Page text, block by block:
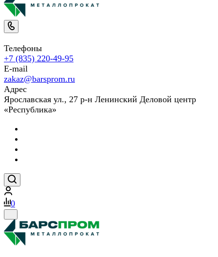
Телефоны
+7 (835) 220-49-95
E-mail
zakaz@barsprom.ru
Адрес
Ярославская ул., 27 р-н Ленинский Деловой центр
«Республика»
0